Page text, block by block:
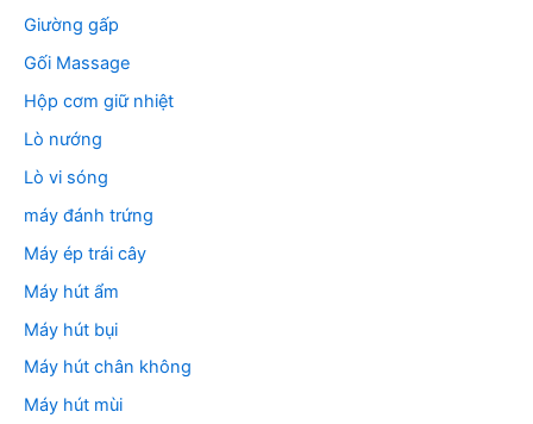
Giường gấp
Gối Massage
Hộp cơm giữ nhiệt
Lò nướng
Lò vi sóng
máy đánh trứng
Máy ép trái cây
Máy hút ẩm
Máy hút bụi
Máy hút chân không
Máy hút mùi